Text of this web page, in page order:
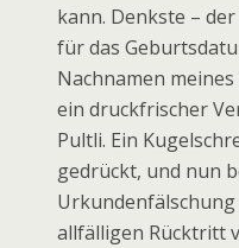
kann. Denkste –
für das
Nachnamen
ein druckfrischer
Pultli. Ein
gedrückt, und nun
Urkundenfälschung
allfälligen Rücktritt